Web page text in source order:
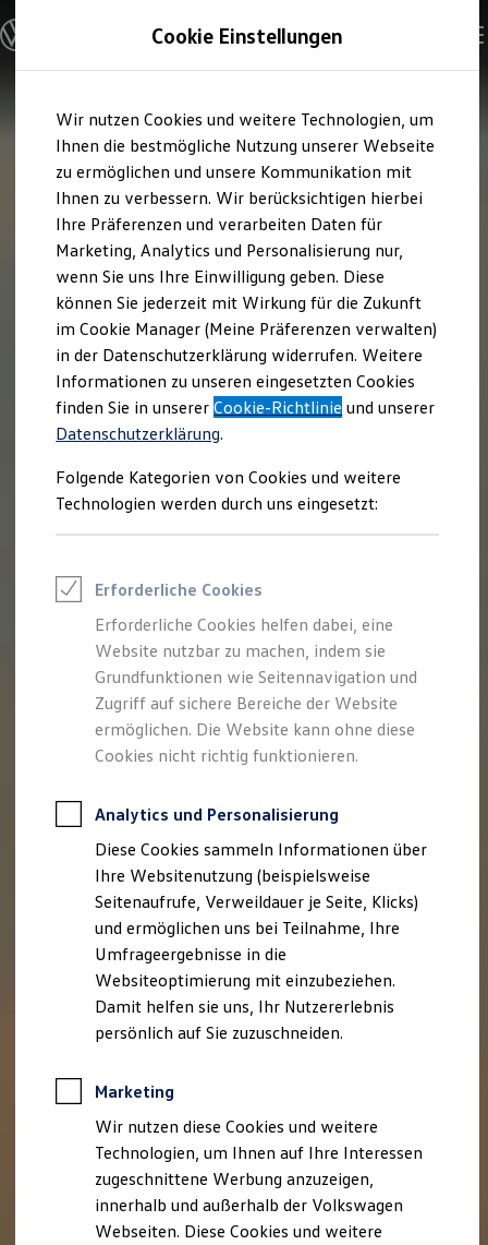
Hauptinhalt
springen
Footer
springen
Modelle und Konfigurator
Konfigurator
Modelle vergleichen
Elektroautos
ENERGY Sondermodelle
Nutzfahrzeuge
SUV und CUV
Familienautos
Kombis
Kompaktwagen
Sportwagen
Schnell verfügbare Fahrzeuge
Angebote und Produkte
Aktuelle Angebote
E-Auto-Förderung
Volkswagen Marktplatz
Die ENERGY Sondermodelle
Junge Gebrauchtwagen und Gebrauchtwagen
Volkswagen Zertifizierte Gebrauchtwagen
Elektromobilität bei Gebrauchtwagen
Saisonangebote
Reifenpakete
Leasing
Leasing-Angebote
Elektroauto Leasing
Kleinwagen-Leasing
Leasing ohne Anzahlung
Finanzierung
Autokredit mit Schlussrate
Versicherungen und Garantien
Kfz-Versicherung
Restschuldversicherungen
Garantien
Professional Class bei Volkswagen
Behörden
Direktkunden
Sonderfahrzeuge
Anpfiff zum Gewinn
Elektromobilität
Elektroautos
ID. Tutorials
Elektrofahrzeugkonzepte
ID. EVERY1
Reichweite
Rekuperation
Laden unterwegs
Laden Zuhause
Ladestationen finden
Ladezeitensimulator
Batterie
Sicherheit
Cookie Einstellungen
Wir nutzen Cookies und weitere Technologien, um
Ihnen die bestmögliche Nutzung unserer Webseite
zu ermöglichen und unsere Kommunikation mit
Ihnen zu verbessern. Wir berücksichtigen hierbei
Ihre Präferenzen und verarbeiten Daten für
Marketing, Analytics und Personalisierung nur,
wenn Sie uns Ihre Einwilligung geben. Diese
können Sie jederzeit mit Wirkung für die Zukunft
im Cookie Manager (Meine Präferenzen verwalten)
in der Datenschutzerklärung widerrufen. Weitere
Informationen zu unseren eingesetzten Cookies
finden Sie in unsererCookie-Richtlinie und unserer
Datenschutzerklärung.
Folgende Kategorien von Cookies und weitere
Technologien werden durch uns eingesetzt:
Erforderliche Cookies
Erforderliche Cookies helfen dabei, eine
Website nutzbar zu machen, indem sie
Grundfunktionen wie Seitennavigation und
Zugriff auf sichere Bereiche der Website
ermöglichen. Die Website kann ohne diese
Cookies nicht richtig funktionieren.
Analytics und Personalisierung
Diese Cookies sammeln Informationen über
Ihre Websitenutzung (beispielsweise
Seitenaufrufe, Verweildauer je Seite, Klicks)
und ermöglichen uns bei Teilnahme, Ihre
Umfrageergebnisse in die
Websiteoptimierung mit einzubeziehen.
Damit helfen sie uns, Ihr Nutzererlebnis
persönlich auf Sie zuzuschneiden.
Marketing
Wir nutzen diese Cookies und weitere
Technologien, um Ihnen auf Ihre Interessen
zugeschnittene Werbung anzuzeigen,
innerhalb und außerhalb der Volkswagen
Webseiten. Diese Cookies und weitere